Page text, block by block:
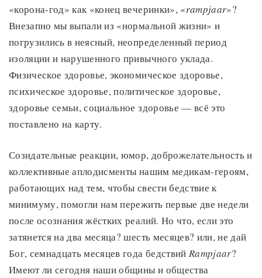
«корона-год» как «конец вечеринки», «rampjaar»?
Внезапно мы выпали из «нормальной жизни» и
погрузились в неясный, неопределенный период
изоляции и нарушенного привычного уклада.
Физическое здоровье, экономическое здоровье,
психическое здоровье, политическое здоровье,
здоровье семьи, социальное здоровье — всё это
поставлено на карту.
Созидательные реакции, юмор, доброжелательность и
коллективные аплодисменты нашим медикам-героям,
работающих над тем, чтобы свести бедствие к
минимуму, помогли нам пережить первые две недели
после осознания жёстких реалий. Но что, если это
затянется на два месяца? шесть месяцев? или, не дай
Бог, семнадцать месяцев года бедствий Rampjaar?
Имеют ли сегодня наши общины и общества